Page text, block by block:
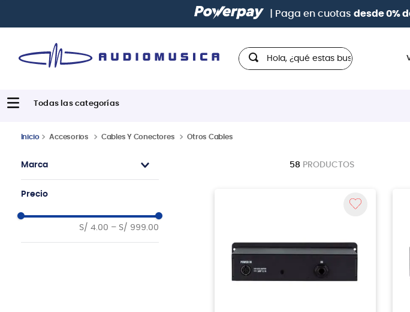
desde 0% de interés con todas las tarjetas de
Hola, ¿qué estas buscando?
Accesorios Cables Y Conectores Otros Cables
Marca
Klotz
Rockboard
Reloop
Precio
S/ 4.00 – S/ 999.00
58 PRODUCTOS